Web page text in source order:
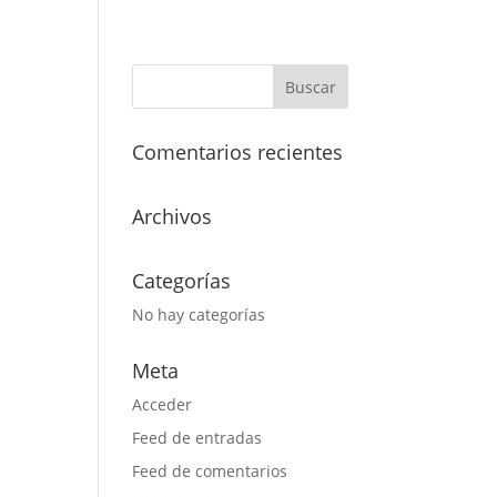
Comentarios recientes
Archivos
Categorías
No hay categorías
Meta
Acceder
Feed de entradas
Feed de comentarios